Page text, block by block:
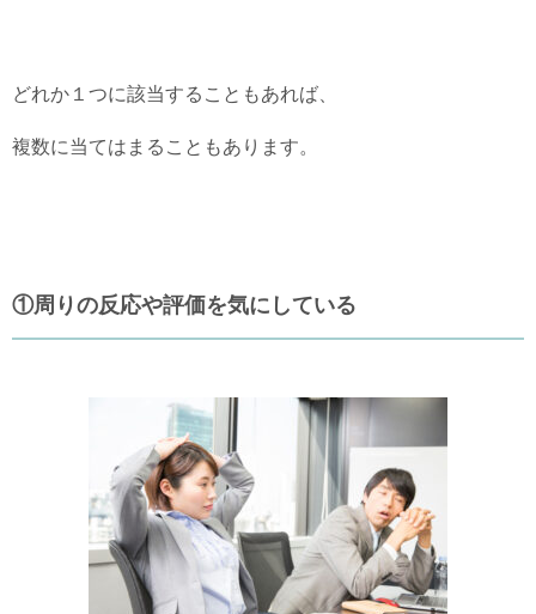
どれか１つに該当することもあれば、
複数に当てはまることもあります。
①周りの反応や評価を気にしている